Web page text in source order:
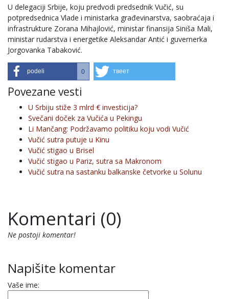
U delegaciji Srbije, koju predvodi predsednik Vučić, su
potpredsednica Vlade i ministarka građevinarstva, saobraćaja i
infrastrukture Zorana Mihajlović, ministar finansija Siniša Mali,
ministar rudarstva i energetike Aleksandar Antić i guvernerka
Jorgovanka Tabaković.
podeli 0 твеет
Povezane vesti
U Srbiju stiže 3 mlrd € investicija?
Svečani doček za Vučića u Pekingu
Li Mančang: Podržavamo politiku koju vodi Vučić
Vučić sutra putuje u Kinu
Vučić stigao u Brisel
Vučić stigao u Pariz, sutra sa Makronom
Vučić sutra na sastanku balkanske četvorke u Solunu
Komentari (0)
Ne postoji komentar!
Napišite komentar
Vaše ime: